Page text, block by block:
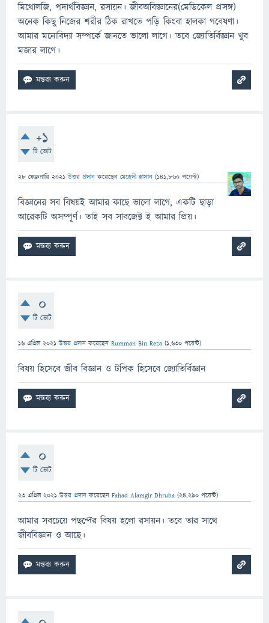
মিথোলজি, পদার্থবিজ্ঞান, রসায়ন। জীবঅবিজ্ঞানের(মেডিকেল প্রসঙ্গ)
অনেক কিছু নিজের শরীর ঠিক রাখতে পড়ি কিংবা হালকা গবেষণা।
আমার মনোবিদ্যা সম্পর্কে জানতে ভালো লাগে। তবে জ্যোতির্বিজ্ঞান খুব
মজার লাগে।
+1
টি ভোট
28 ফেব্রুয়ারি 2021 উত্তর প্রদান করেছেন মেহেদী হাসান (141,860 পয়েন্ট)
বিজ্ঞানের সব বিষয়ই আমার কাছে ভালো লাগে, একটি ছাড়া
আরেকটি অসম্পূর্ণ। তাই সব সাবজেক্ট ই আমার প্রিয়।
0
টি ভোট
16 এপ্রিল 2021 উত্তর প্রদান করেছেন Rumman Bin Reza (1,630 পয়েন্ট)
বিষয় হিসেবে জীব বিজ্ঞান ও টপিক হিসেবে জ্যোতির্বিজ্ঞান
0
টি ভোট
23 এপ্রিল 2021 উত্তর প্রদান করেছেন Fahad Alamgir Dhruba (24,290 পয়েন্ট)
আমার সবচেয়ে পছন্দের বিষয় হলো রসায়ন। তবে তার সাথে
জীববিজ্ঞান ও আছে।